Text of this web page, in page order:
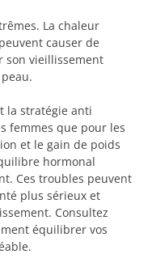
La chaleur
causer de
son vieillissement
la stratégie anti
femmes que pour les
et le gain de poids
hormonal
Ces troubles peuvent
plus sérieux et
Consultez
équilibrer vos